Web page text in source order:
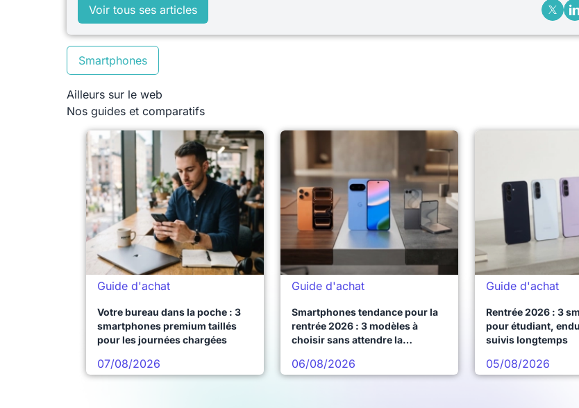
Voir tous ses articles
Smartphones
Ailleurs sur le web
Nos guides et comparatifs
Guide d'achat
Votre bureau dans la poche : 3
smartphones premium taillés
pour les journées chargées
07/08/2026
Guide d'achat
Smartphones tendance pour la
rentrée 2026 : 3 modèles à
choisir sans attendre la
06/08/2026
Guide d'achat
Rentrée 2026 : 3
pour étudiant,
suivis longtemps
05/08/2026